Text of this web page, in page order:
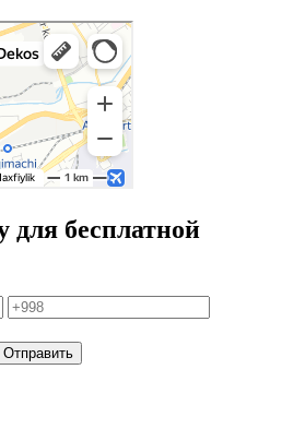
для бесплатной
Отправить